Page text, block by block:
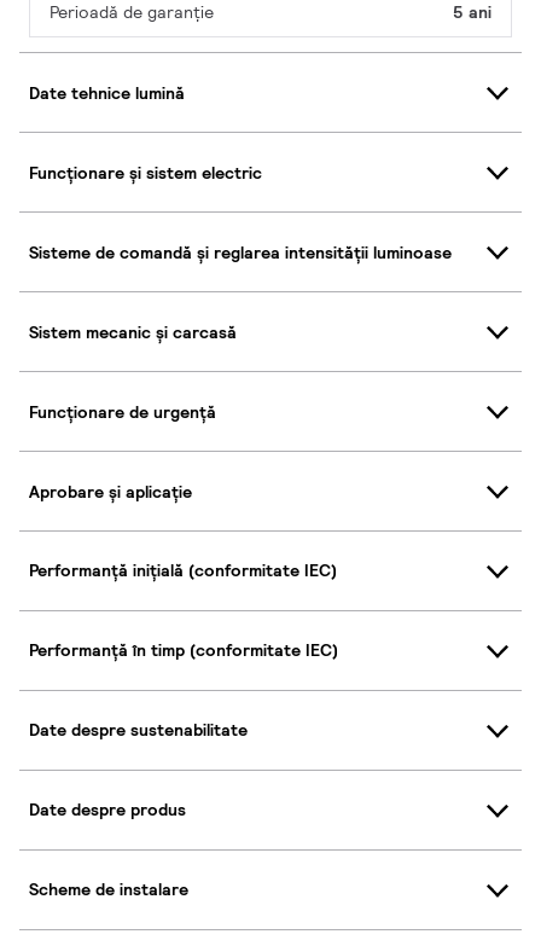
Perioadă de garanţie 5 ani
Date tehnice lumină
Funcționare și sistem electric
Sisteme de comandă și reglarea intensității luminoase
Sistem mecanic și carcasă
Funcționare de urgență
Aprobare și aplicație
Performanță inițială (conformitate IEC)
Performanță în timp (conformitate IEC)
Date despre sustenabilitate
Date despre produs
Scheme de instalare